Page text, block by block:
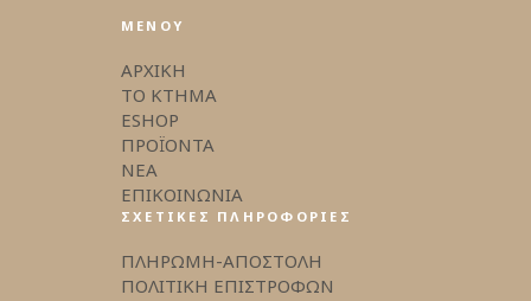
ΜΕΝΟΥ
ΑΡΧΙΚΗ
ΤΟ ΚΤΗΜΑ
ESHOP
ΠΡΟΪΟΝΤΑ
ΝΕΑ
ΕΠΙΚΟΙΝΩΝΙΑ
ΣΧΕΤΙΚΕΣ ΠΛΗΡΟΦΟΡΙΕΣ
ΠΛΗΡΩΜΗ-ΑΠΟΣΤΟΛΗ
ΠΟΛΙΤΙΚΗ ΕΠΙΣΤΡΟΦΩΝ